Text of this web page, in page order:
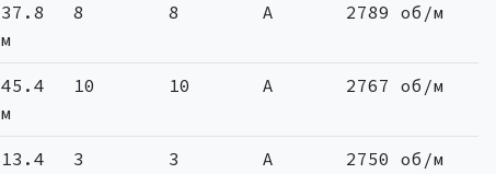
37.8
м
8 8 A 2789 об/м
45.4
м
10 10 A 2767 об/м
13.4
3 3 A 2750 об/м